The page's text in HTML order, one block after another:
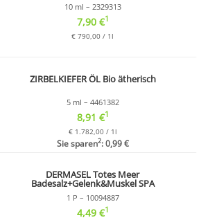
10 ml – 2329313
7,90 €1
€ 790,00 / 1l
ZIRBELKIEFER ÖL Bio ätherisch
5 ml – 4461382
8,91 €1
€ 1.782,00 / 1l
Sie sparen2: 0,99 €
DERMASEL Totes Meer
Badesalz+Gelenk&Muskel SPA
1 P – 10094887
4,49 €1